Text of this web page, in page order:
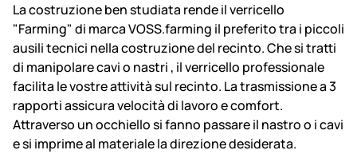
La costruzione ben studiata rende il verricello
"Farming" di marca VOSS.farming il preferito tra i piccoli
ausili tecnici nella costruzione del recinto. Che si tratti
di manipolare cavi o nastri , il verricello professionale
facilita le vostre attività sul recinto. La trasmissione a 3
rapporti assicura velocità di lavoro e comfort.
Attraverso un occhiello si fanno passare il nastro o i cavi
e si imprime al materiale la direzione desiderata.